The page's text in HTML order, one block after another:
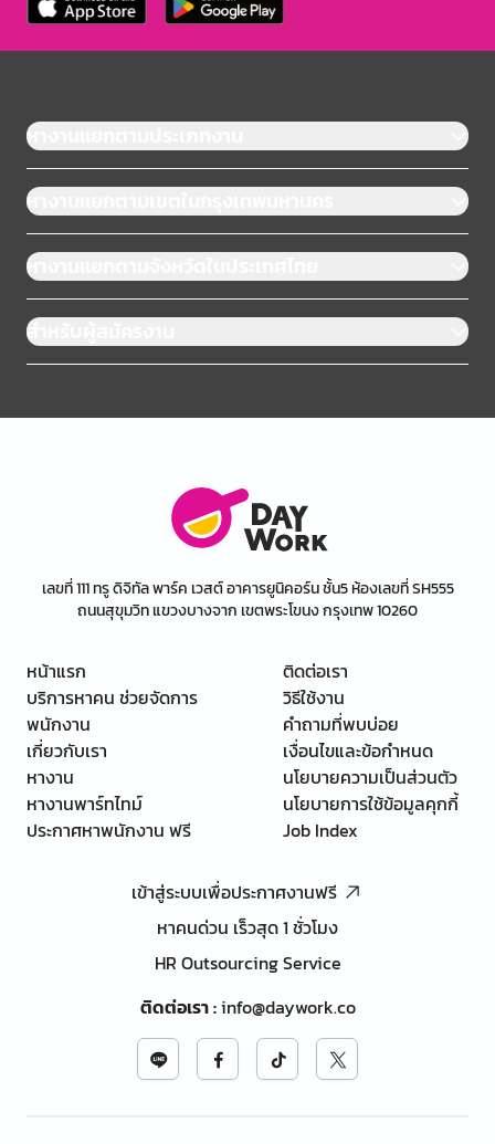
หางานแยกตามประเภทงาน
หางานแยกตามเขตในกรุงเทพมหานคร
หางานแยกตามจังหวัดในประเทศไทย
สำหรับผู้สมัครงาน
เลขที่ 111 ทรู ดิจิทัล พาร์ค เวสต์ อาคารยูนิคอร์น ชั้น5 ห้องเลขที่ SH555
ถนนสุขุมวิท แขวงบางจาก เขตพระโขนง กรุงเทพ 10260
หน้าแรก
บริการหาคน ช่วยจัดการ
พนักงาน
เกี่ยวกับเรา
หางาน
หางานพาร์ทไทม์
ประกาศหาพนักงาน ฟรี
ติดต่อเรา
วิธีใช้งาน
คำถามที่พบบ่อย
เงื่อนไขและข้อกำหนด
นโยบายความเป็นส่วนตัว
นโยบายการใช้ข้อมูลคุกกี้
Job Index
เข้าสู่ระบบเพื่อประกาศงานฟรี
หาคนด่วน เร็วสุด 1 ชั่วโมง
HR Outsourcing Service
ติดต่อเรา:info@daywork.co